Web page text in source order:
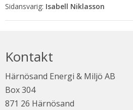
Isabell Niklasson
Kontakt
Härnösand Energi & Miljö AB
Box 304
871 26 Härnösand